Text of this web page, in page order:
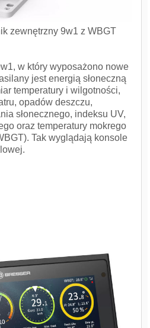
zewnętrzny 9w1 z WBGT
w który wyposażono nowe
jest energią słoneczną
temperatury i wilgotności,
opadów deszczu,
słonecznego, indeksu UV,
oraz temperatury mokrego
Tak wyglądają konsole